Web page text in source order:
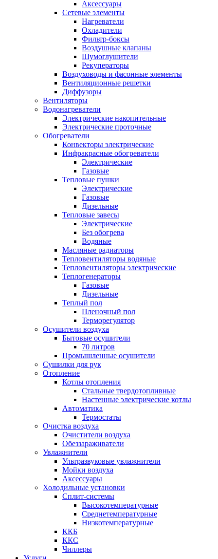
Аксессуары
Сетевые элементы
Нагреватели
Охладители
Фильтр-боксы
Воздушные клапаны
Шумоглушители
Рекуператоры
Воздуховоды и фасонные элементы
Вентиляционные решетки
Диффузоры
Вентиляторы
Водонагреватели
Электрические накопительные
Электрические проточные
Обогреватели
Конвекторы электрические
Инфракрасные обогреватели
Электрические
Газовые
Тепловые пушки
Электрические
Газовые
Дизельные
Тепловые завесы
Электрические
Без обогрева
Водяные
Масляные радиаторы
Тепловентиляторы водяные
Тепловентиляторы электрические
Теплогенераторы
Газовые
Дизельные
Теплый пол
Пленочный пол
Терморегулятор
Осушители воздуха
Бытовые осушители
70 литров
Промышленные осушители
Сушилки для рук
Отопление
Котлы отопления
Стальные твердотопливные
Настенные электрические котлы
Автоматика
Термостаты
Очистка воздуха
Очистители воздуха
Обеззараживатели
Увлажнители
Ультразвуковые увлажнители
Мойки воздуха
Аксессуары
Холодильные установки
Сплит-системы
Высокотемпературные
Среднетемпературные
Низкотемпературные
ККБ
ККС
Чиллеры